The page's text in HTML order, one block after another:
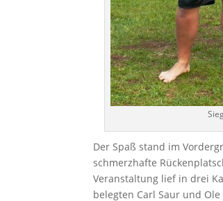
Der Spaß stand im
schmerzhafte
Veranstaltung lief in drei
belegten Carl Saur und Ole